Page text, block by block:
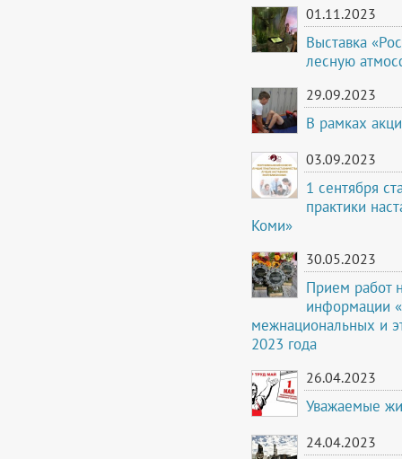
01.11.2023
Выставка
лесную
29.09.2023
В рамках
03.09.2023
1 сентября
практики
Коми»
30.05.2023
Прием работ
информации
межнациональных и
2023 года
26.04.2023
Уважаемые
24.04.2023